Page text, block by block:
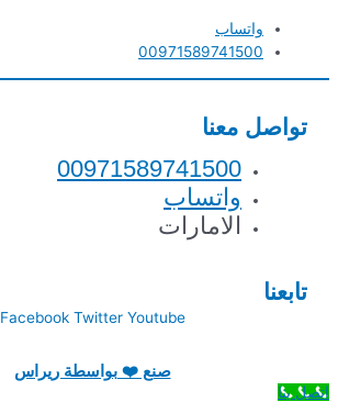
واتساب
00971589741500
تواصل معنا
00971589741500
واتساب
الامارات
تابعنا
Facebook Twitter Youtube
صنع ❤️ بواسطة ريراس
اتصل بنا